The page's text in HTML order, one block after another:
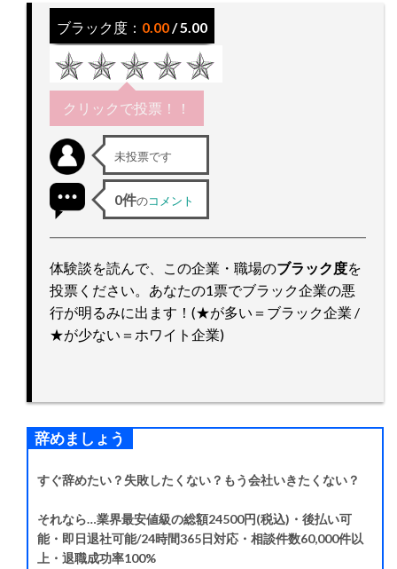
ブラック度： 0.00/ 5.00
クリックで投票！！
未投票です
0件のコメント
体験談を読んで、この企業・職場のブラック度を
投票ください。あなたの1票でブラック企業の悪
行が明るみに出ます！(★が多い＝ブラック企業 /
★が少ない＝ホワイト企業)
辞めましょう
すぐ辞めたい？失敗したくない？もう会社いきたくない？
それなら…業界最安値級の総額24500円(税込)・後払い可
能・即日退社可能/24時間365日対応・相談件数60,000件以
上・退職成功率100%